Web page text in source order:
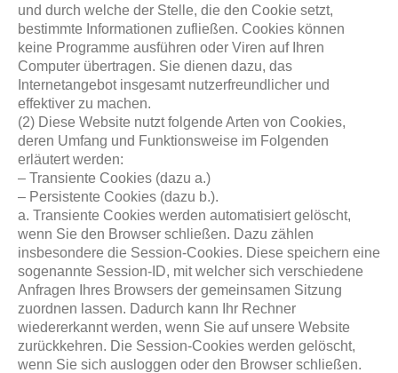
und durch welche der Stelle, die den Cookie setzt,
bestimmte Informationen zufließen. Cookies können
keine Programme ausführen oder Viren auf Ihren
Computer übertragen. Sie dienen dazu, das
Internetangebot insgesamt nutzerfreundlicher und
effektiver zu machen.
(2) Diese Website nutzt folgende Arten von Cookies,
deren Umfang und Funktionsweise im Folgenden
erläutert werden:
– Transiente Cookies (dazu a.)
– Persistente Cookies (dazu b.).
a. Transiente Cookies werden automatisiert gelöscht,
wenn Sie den Browser schließen. Dazu zählen
insbesondere die Session-Cookies. Diese speichern eine
sogenannte Session-ID, mit welcher sich verschiedene
Anfragen Ihres Browsers der gemeinsamen Sitzung
zuordnen lassen. Dadurch kann Ihr Rechner
wiedererkannt werden, wenn Sie auf unsere Website
zurückkehren. Die Session-Cookies werden gelöscht,
wenn Sie sich ausloggen oder den Browser schließen.